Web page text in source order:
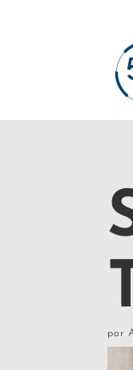
por